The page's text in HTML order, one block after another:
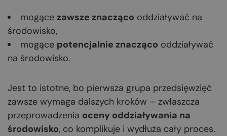
mogące zawsze znacząco oddziaływać na
środowisko,
mogące potencjalnie znacząco oddziaływać
na środowisko.
Jest to istotne, bo pierwsza grupa przedsięwzięć
zawsze wymaga dalszych kroków – zwłaszcza
przeprowadzenia oceny oddziaływania na
środowisko, co komplikuje i wydłuża cały proces.